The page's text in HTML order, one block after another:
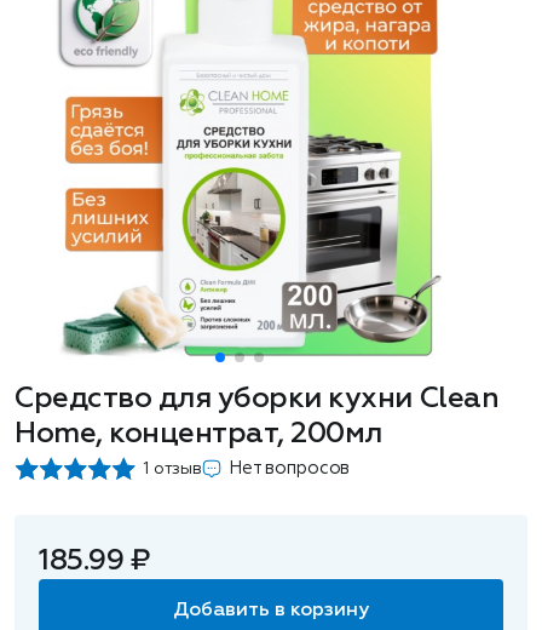
Средство для уборки кухни Clean
Home, концентрат, 200мл
1 отзыв Нет вопросов
185.99 ₽
Добавить в корзину